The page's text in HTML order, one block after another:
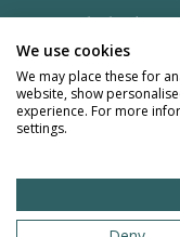
Privacybeleid
–
quote by Rosie
design by studio
website by The
We use cookies
We may place these for
website, show
experience. For more
settings.